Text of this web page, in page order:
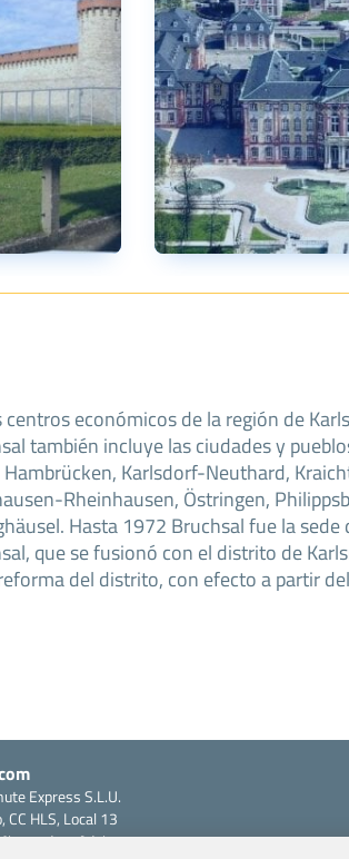
centros económicos de la región de
también incluye las ciudades y
Hambrücken, Karlsdorf-Neuthard,
Rheinhausen, Östringen,
Hasta 1972 Bruchsal fue la
que se fusionó con el distrito de
del distrito, con efecto a partir
Express S.L.U.
CC HLS, Local 13
– Adeje